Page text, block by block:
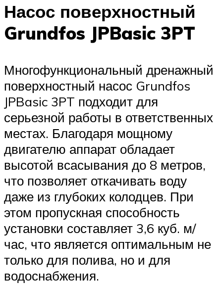
Насос поверхностный
Grundfos JPBasic 3PT
Многофункциональный дренажный
поверхностный насос Grundfos
JPBasic 3PT подходит для
серьезной работы в ответственных
местах. Благодаря мощному
двигателю аппарат обладает
высотой всасывания до 8 метров,
что позволяет откачивать воду
даже из глубоких колодцев. При
этом пропускная способность
установки составляет 3,6 куб. м/
час, что является оптимальным не
только для полива, но и для
водоснабжения.